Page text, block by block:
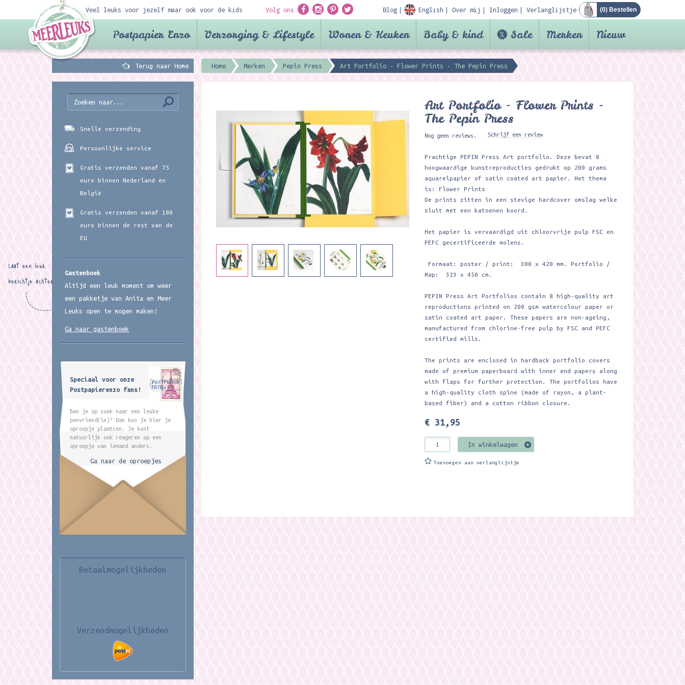
Veel leuks voor jezelf maar ook voor de kids Volg ons Blog English Over mij Inloggen Verlanglijstje (0) Bestellen
Postpapier Enzo Verzorging & Lifestyle Wonen & Keuken Baby & kind Sale Merken Nieuw
Terug naar Home Home Merken Pepin Press Art Portfolio - Flower Prints - The Pepin Press
Art Portfolio - Flower Prints -
The Pepin Press
Nog geen reviews. Schrijf een review
Prachtige PEPIN Press Art portfolio. Deze bevat 8
hoogwaardige kunstreproducties gedrukt op 200 grams
aquarelpapier of satin coated art papier. Het thema
is: Flower Prints
De prints zitten in een stevige hardcover omslag welke
sluit met een katoenen koord.
Het papier is vervaardigd uit chloorvrije pulp FSC en
PEFC gecertificeerde molens.
Formaat: poster / print: 300 x 420 mm. Portfolio /
Map: 323 x 450 cm.
PEPIN Press Art Portfolios contain 8 high-quality art
reproductions printed on 200 gsm watercolour paper or
satin coated art paper. These papers are non-ageing,
manufactured from chlorine-free pulp by FSC and PEFC
certified mills.
The prints are enclosed in hardback portfolio covers
made of premium paperboard with inner end papers along
with flaps for further protection. The portfolios have
a high-quality cloth spine (made of rayon, a plant-
based fiber) and a cotton ribbon closure.
€ 31,95
In winkelwagen
Toevoegen aan verlanglijstje
Snelle verzending
Persoonlijke service
Gratis verzenden vanaf 75
euro binnen Nederland en
België
Gratis verzenden vanaf 100
euro binnen de rest van de
EU
Gastenboek
Altijd een leuk moment om weer
een pakketje van Anita en Meer
Leuks open te mogen maken!
Laat een leuk
berichtje achter
Ga naar gastenboek
Speciaal voor onze
Postpapierenzo fans!
Ben je op zoek naar een leuke
penvriend(in)? Dan kun je hier je
oproepje plaatsen. Je kunt
natuurlijk ook reageren op een
oproepje van iemand anders.
Ga naar de oproepjes
Betaalmogelijkheden
Verzendmogelijkheden